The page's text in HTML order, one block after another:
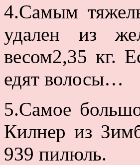
4.Самым
удален из
весом2,35 кг.
едят волосы…
5.Самое
Килнер из
939 пилюль.